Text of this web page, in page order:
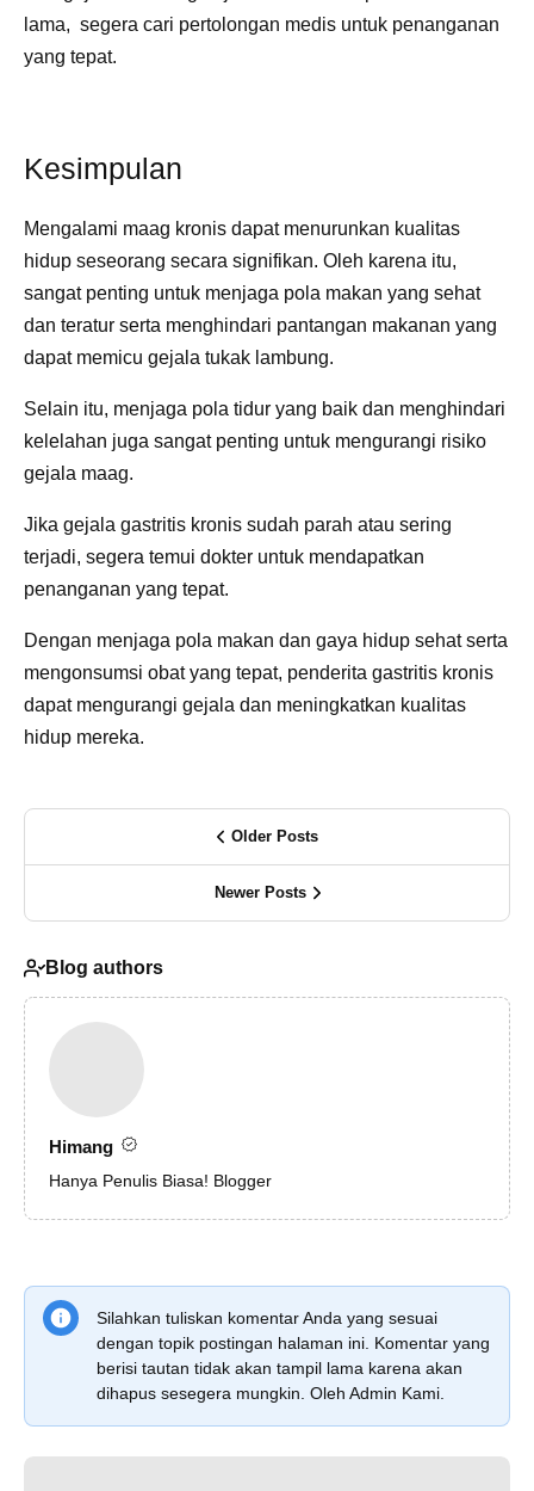
lama, segera cari pertolongan medis untuk penanganan
yang tepat.
Kesimpulan
Mengalami maag kronis dapat menurunkan kualitas
hidup seseorang secara signifikan. Oleh karena itu,
sangat penting untuk menjaga pola makan yang sehat
dan teratur serta menghindari pantangan makanan yang
dapat memicu gejala tukak lambung.
Selain itu, menjaga pola tidur yang baik dan menghindari
kelelahan juga sangat penting untuk mengurangi risiko
gejala maag.
Jika gejala gastritis kronis sudah parah atau sering
terjadi, segera temui dokter untuk mendapatkan
penanganan yang tepat.
Dengan menjaga pola makan dan gaya hidup sehat serta
mengonsumsi obat yang tepat, penderita gastritis kronis
dapat mengurangi gejala dan meningkatkan kualitas
hidup mereka.
Older Posts
Newer Posts
Blog authors
Himang
Hanya Penulis Biasa! Blogger
Silahkan tuliskan komentar Anda yang sesuai
dengan topik postingan halaman ini. Komentar yang
berisi tautan tidak akan tampil lama karena akan
dihapus sesegera mungkin. Oleh Admin Kami.